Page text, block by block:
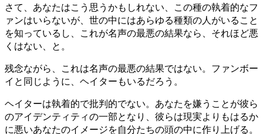
さて、あなたはこう思うかもしれない、この種の執着的なフ
ァンはいらないが、世の中にはあらゆる種類の人がいること
を知っているし、これが名声の最悪の結果なら、それほど悪
くはない、と。
残念ながら、これは名声の最悪の結果ではない。ファンボー
イと同じように、ヘイターもいるだろう。
ヘイターは執着的で批判的でない。あなたを嫌うことが彼ら
のアイデンティティの一部となり、彼らは現実よりもはるか
に悪いあなたのイメージを自分たちの頭の中に作り上げる。